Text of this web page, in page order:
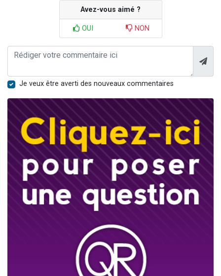
Avez-vous aimé ?
OUI NON
Je veux être averti des nouveaux commentaires